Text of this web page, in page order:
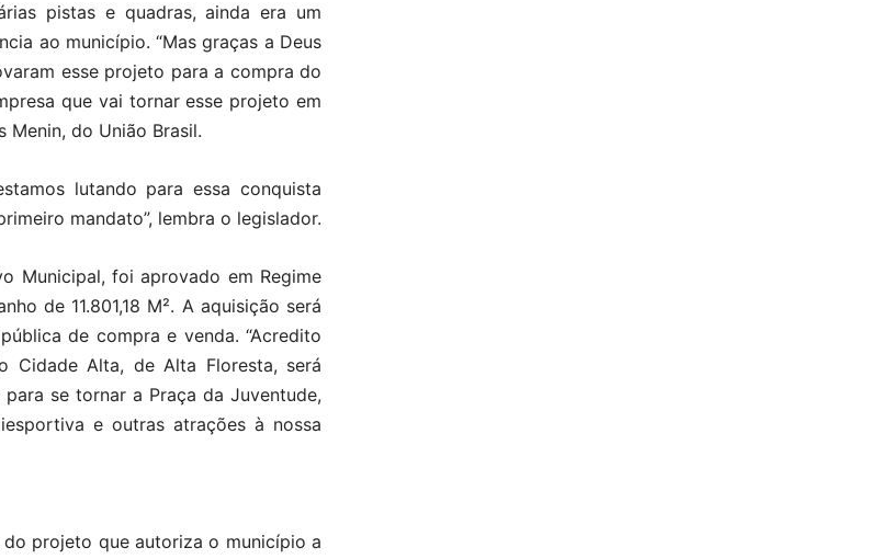
pistas e quadras, ainda era um
ao município. “Mas graças a Deus
esse projeto para a compra do
que vai tornar esse projeto em
Menin, do União Brasil.
lutando para essa conquista
mandato”, lembra o legislador.
Municipal, foi aprovado em Regime
de 11.801,18 M². A aquisição será
de compra e venda. “Acredito
Cidade Alta, de Alta Floresta, será
se tornar a Praça da Juventude,
e outras atrações à nossa
projeto que autoriza o município a